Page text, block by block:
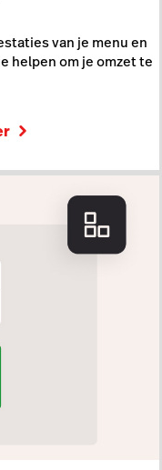
van je menu en
helpen om je omzet te